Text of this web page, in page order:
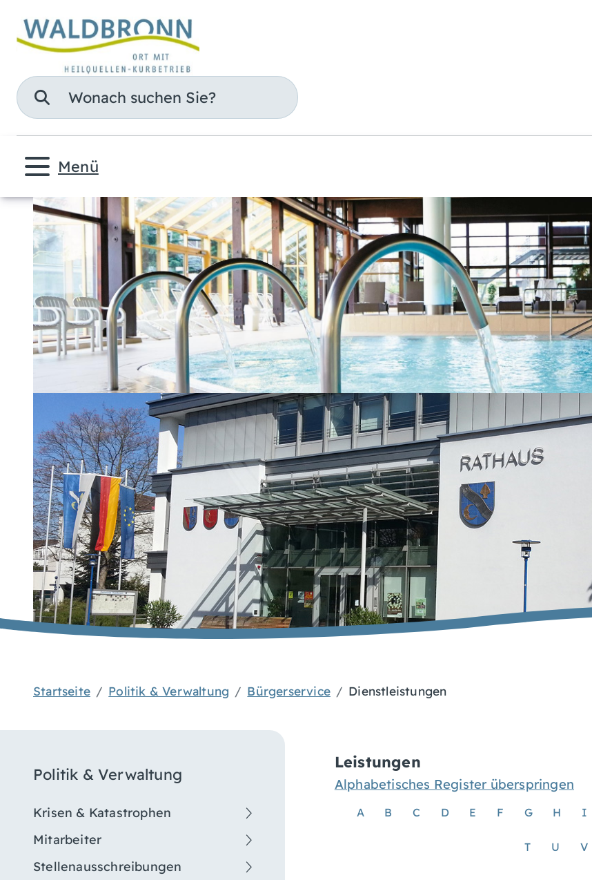
Suche
Menü
Startseite Politik & Verwaltung Bürgerservice Dienstleistungen
Politik & Verwaltung
Krisen & Katastrophen
Mitarbeiter
Stellenausschreibungen
Leistungen
Alphabetisches Register überspringen
A B C D E F G H I
T U V